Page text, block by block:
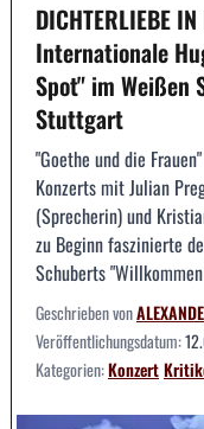
DICHTERLIEBE
Internationale
Spot" im Weißen
Stuttgart
"Goethe und die
Konzerts mit Julian
(Sprecherin) und
zu Beginn faszinierte
Schuberts
Geschrieben von
Veröffentlichungsdatum:
Kategorien:Konzert